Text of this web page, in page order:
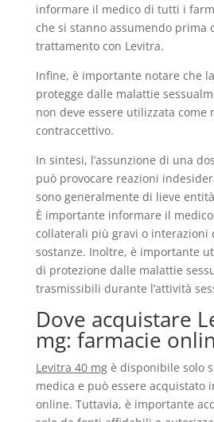
informare il medico di tutti i
che si stanno assumendo prima
trattamento con Levitra.
Infine, è importante notare che
protegge dalle malattie
non deve essere utilizzata come
contraccettivo.
In sintesi, l’assunzione di una
può provocare reazioni
sono generalmente di lieve
È importante informare il
collaterali più gravi o interazioni
sostanze. Inoltre, è importante
di protezione dalle malattie
trasmissibili durante l’attività
Dove acquistare
mg: farmacie
Levitra 40 mgè disponibile solo
medica e può essere acquistato
online. Tuttavia, è importante